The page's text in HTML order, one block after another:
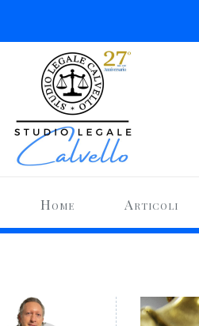
Home Articoli